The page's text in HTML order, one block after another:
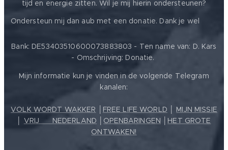
tijd en energie zitten. Wil je mij hierin ondersteunen?
Ondersteun mij dan aub met een donatie. Dank je wel
Bank: DE53403510600073883803 - Ten name van: D. Kars
- Omschrijving: Donatie.
Mijn informatie kun je vinden in de volgende Telegram
kanalen:
VOLK WORDT WAKKER FREE LIFE WORLD
MIJN MISSIE
VRIJ ❤️ NEDERLAND OPENBARINGEN
HET GROTE
ONTWAKEN!